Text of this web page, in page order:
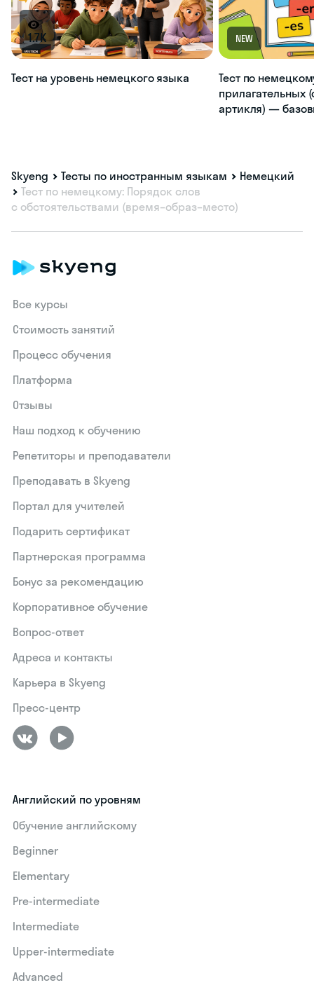
1.7K
Тест на уровень немецкого языка
NEW
Тест по
прилагательных
артикля) —
Skyeng Тесты по иностранным языкам
Немецкий
Тест по немецкому: Порядок слов
с обстоятельствами (время–образ–место)
Все курсы
Стоимость занятий
Процесс обучения
Платформа
Отзывы
Наш подход к обучению
Репетиторы и преподаватели
Преподавать в Skyeng
Портал для учителей
Подарить сертификат
Партнерская программа
Бонус за рекомендацию
Корпоративное обучение
Вопрос-ответ
Адреса и контакты
Карьера в Skyeng
Пресс-центр
Английский по уровням
Обучение английскому
Beginner
Elementary
Pre-intermediate
Intermediate
Upper-intermediate
Advanced